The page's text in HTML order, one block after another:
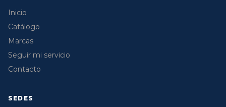
Inicio
Catálogo
Marcas
Seguir mi servicio
Contacto
SEDES